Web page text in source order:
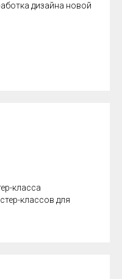
дизайна новой
класса
классов для